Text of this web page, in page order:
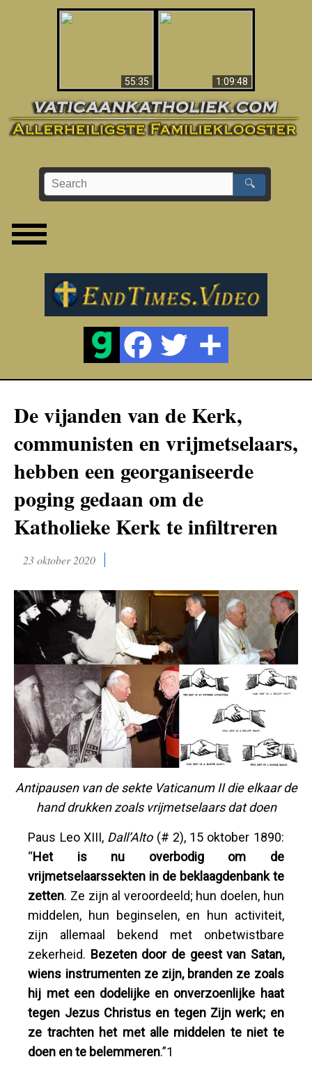
55:35
1:09:48
🔍
De vijanden van de Kerk,
communisten en vrijmetselaars,
hebben een georganiseerde
poging gedaan om de
Katholieke Kerk te infiltreren
23 oktober 2020
Antipausen van de sekte Vaticanum II die elkaar de
hand drukken zoals vrijmetselaars dat doen
Paus Leo XIII, Dall’Alto (# 2), 15 oktober 1890:
“Het is nu overbodig om de
vrijmetselaarssekten in de beklaagdenbank te
zetten. Ze zijn al veroordeeld; hun doelen, hun
middelen, hun beginselen, en hun activiteit,
zijn allemaal bekend met onbetwistbare
zekerheid. Bezeten door de geest van Satan,
wiens instrumenten ze zijn, branden ze zoals
hij met een dodelijke en onverzoenlijke haat
tegen Jezus Christus en tegen Zijn werk; en
ze trachten het met alle middelen te niet te
doen en te belemmeren.”1